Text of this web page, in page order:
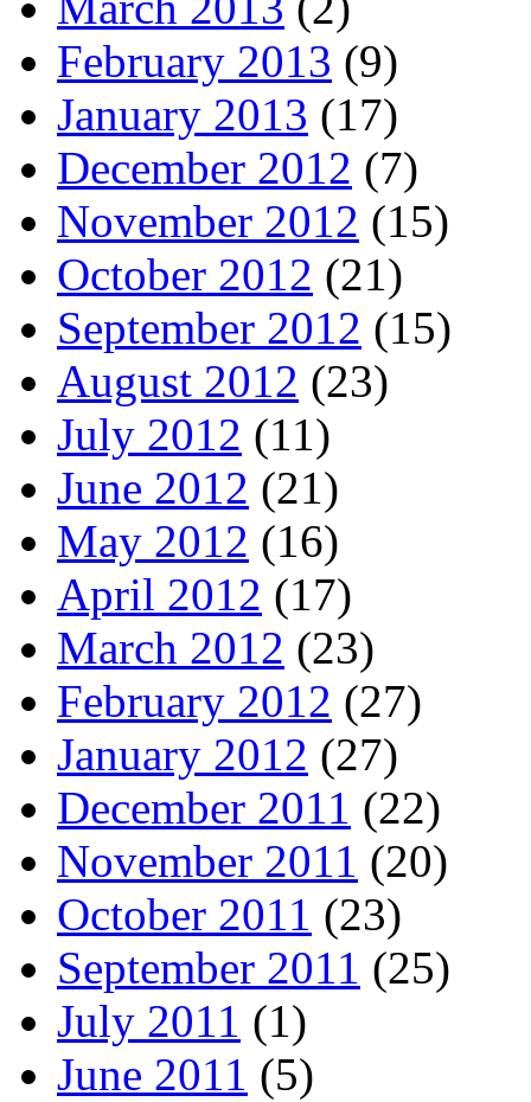
February 2013 (9)
January 2013 (17)
December 2012 (7)
November 2012 (15)
October 2012 (21)
September 2012 (15)
August 2012 (23)
July 2012 (11)
June 2012 (21)
May 2012 (16)
April 2012 (17)
March 2012 (23)
February 2012 (27)
January 2012 (27)
December 2011 (22)
November 2011 (20)
October 2011 (23)
September 2011 (25)
July 2011 (1)
June 2011 (5)